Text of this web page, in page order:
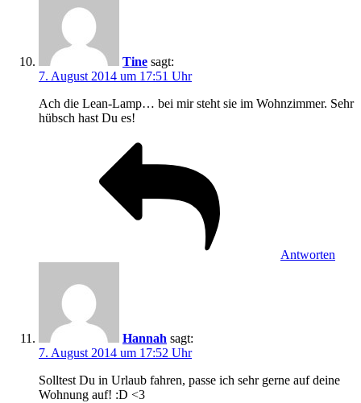
Tine sagt:
7. August 2014 um 17:51 Uhr
Ach die Lean-Lamp… bei mir steht sie im Wohnzimmer. Sehr
hübsch hast Du es!
Antworten
Hannah sagt:
7. August 2014 um 17:52 Uhr
Solltest Du in Urlaub fahren, passe ich sehr gerne auf deine
Wohnung auf! :D <3